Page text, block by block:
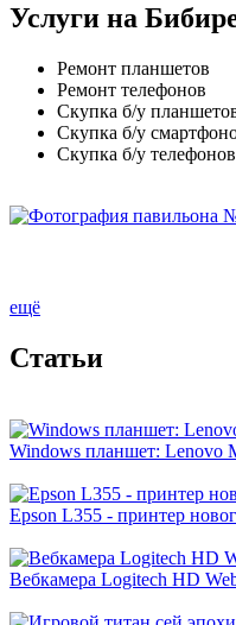
Услуги на
Ремонт планшетов
Ремонт телефонов
Скупка б/у
Скупка б/у
Скупка б/у телефонов
ещё
Cтатьи
Windows планшет: Lenovo
Epson L355 - принтер
Вебкамера Logitech HD